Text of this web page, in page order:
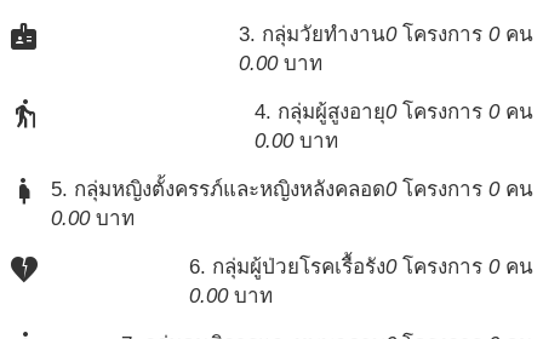
badge 3. กลุ่มวัยทำงาน0โครงการ 0คน
0.00บาท
elderly 4. กลุ่มผู้สูงอายุ0โครงการ 0คน
0.00บาท
pregnant_woman 5. กลุ่มหญิงตั้งครรภ์และหญิงหลังคลอด0โครงการ 0คน
0.00บาท
heart_broken 6. กลุ่มผู้ป่วยโรคเรื้อรัง0โครงการ 0คน
0.00บาท